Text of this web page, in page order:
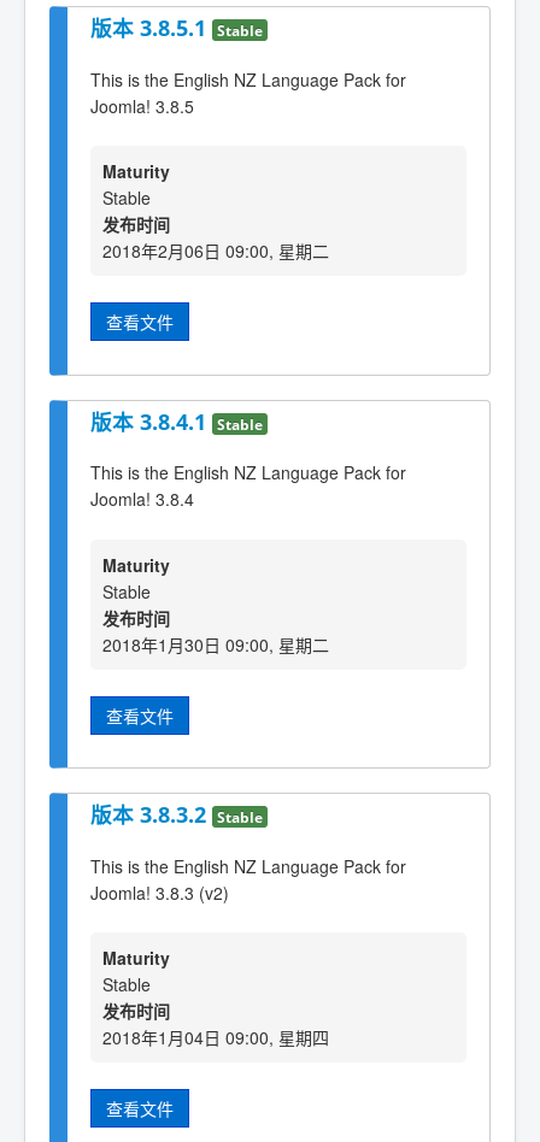
版本 3.8.5.1 Stable
This is the English NZ Language Pack for
Joomla! 3.8.5
Maturity
Stable
发布时间
2018年2月06日 09:00, 星期二
查看文件
版本 3.8.4.1 Stable
This is the English NZ Language Pack for
Joomla! 3.8.4
Maturity
Stable
发布时间
2018年1月30日 09:00, 星期二
查看文件
版本 3.8.3.2 Stable
This is the English NZ Language Pack for
Joomla! 3.8.3 (v2)
Maturity
Stable
发布时间
2018年1月04日 09:00, 星期四
查看文件